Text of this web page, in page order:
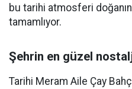
bu tarihi atmosferi
tamamlıyor.
Şehrin en güzel
Tarihi Meram Aile Çay